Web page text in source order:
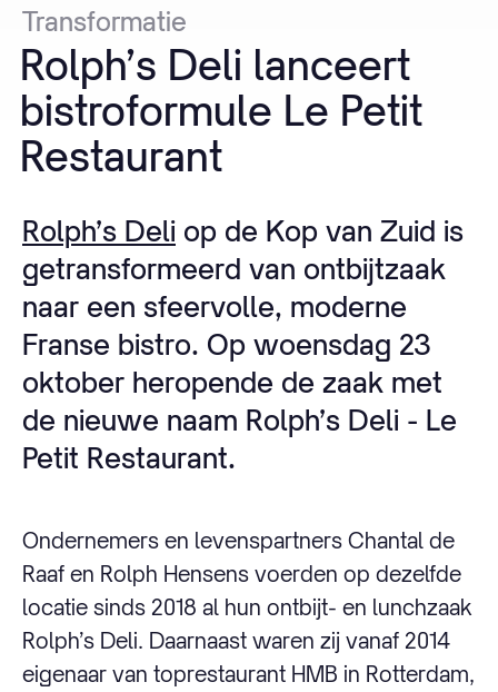
Transformatie
Rolph’s Deli lanceert
bistroformule Le Petit
Restaurant
Rolph’s Deli op de Kop van Zuid is
getransformeerd van ontbijtzaak
naar een sfeervolle, moderne
Franse bistro. Op woensdag 23
oktober heropende de zaak met
de nieuwe naam Rolph’s Deli - Le
Petit Restaurant.
Ondernemers en levenspartners Chantal de
Raaf en Rolph Hensens voerden op dezelfde
locatie sinds 2018 al hun ontbijt- en lunchzaak
Rolph’s Deli. Daarnaast waren zij vanaf 2014
eigenaar van toprestaurant HMB in Rotterdam,